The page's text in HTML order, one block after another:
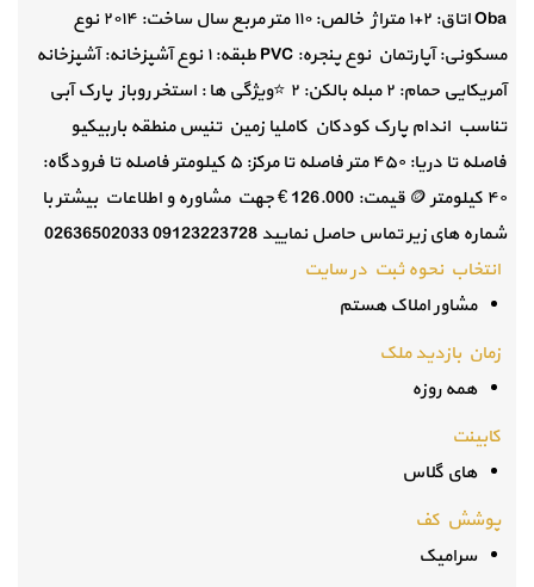
Oba اتاق: ٢+١ متراژ خالص: ١١٠ متر مربع سال ساخت: ٢٠١٤ نوع
مسکونی: آپارتمان نوع پنجره: PVC طبقه: ١ نوع آشپزخانه: آشپزخانه
آمریکایی حمام: ٢ مبله بالکن: ۲ ⭐ویژگی ها : استخر روباز پارک آبی
تناسب اندام پارک کودکان کاملیا زمین تنیس منطقه باربیکیو
فاصله تا دریا: ۴۵۰ متر فاصله تا مرکز: ۵ کیلومتر فاصله تا فرودگاه:
۴۰ کیلومتر 🪙 قیمت: 126.000 € جهت مشاوره و اطلاعات بیشتر با
شماره های زیر تماس حاصل نمایید 09123223728 02636502033
انتخاب نحوه ثبت در سایت
مشاور املاک هستم
زمان بازدید ملک
همه روزه
کابینت
های گلاس
پوشش کف
سرامیک